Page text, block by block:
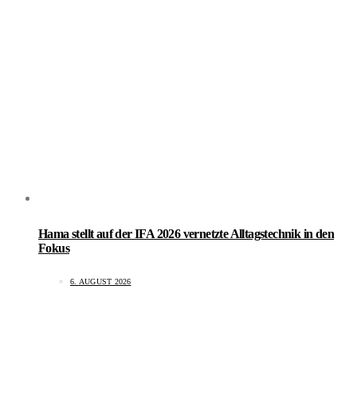
Hama stellt auf der IFA 2026 vernetzte Alltagstechnik in den
Fokus
6. AUGUST 2026